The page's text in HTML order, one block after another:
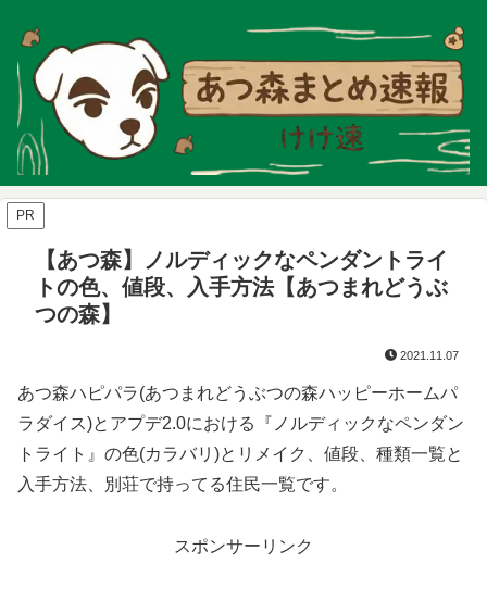
PR
【あつ森】ノルディックなペンダントライ
トの色、値段、入手方法【あつまれどうぶ
つの森】
2021.11.07
あつ森ハピパラ(あつまれどうぶつの森ハッピーホームパ
ラダイス)とアプデ2.0における『ノルディックなペンダン
トライト』の色(カラバリ)とリメイク、値段、種類一覧と
入手方法、別荘で持ってる住民一覧です。
スポンサーリンク